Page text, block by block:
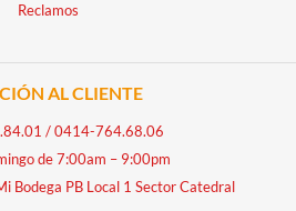
Reclamos
AL CLIENTE
/0414-764.68.06
de 7:00am – 9:00pm
Bodega PB Local 1 Sector Catedral